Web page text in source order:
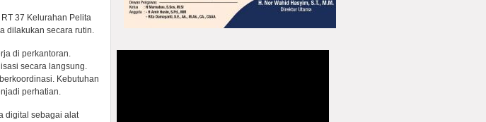
37 Kelurahan Pelita
dilakukan secara rutin.
di perkantoran.
secara langsung.
Kebutuhan
perhatian.
digital sebagai alat